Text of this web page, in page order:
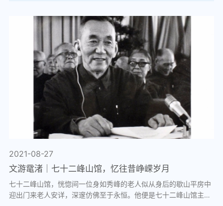
2021-08-27
文游鼋渚｜七十二峰山馆，忆往昔峥嵘岁月
七十二峰山馆，恍惚间一位身如秀峰的老人似从身后的歇山平房中
迎出门来老人安详，深邃仿佛至于永恒。他便是七十二峰山馆主